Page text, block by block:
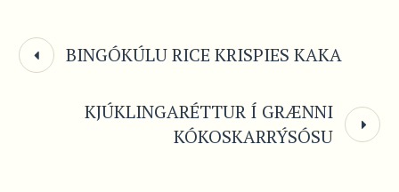
BINGÓKÚLU RICE KRISPIES KAKA
KJÚKLINGARÉTTUR Í GRÆNNI
KÓKOSKARRÝSÓSU